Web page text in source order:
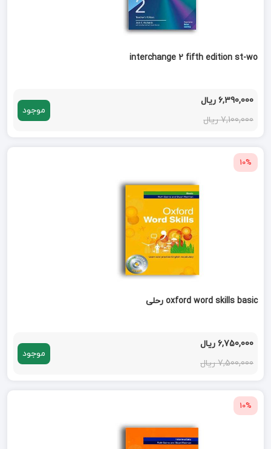
interchange 2 fifth edition st-wo
6,390,000 ریال
7,100,000 ریال
موجود
10%
oxford word skills basic رحلی
6,750,000 ریال
7,500,000 ریال
موجود
10%